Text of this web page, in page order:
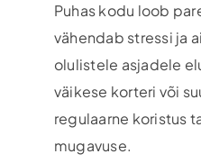
Puhas kodu loob
vähendab stressi ja
olulistele asjadele
väikese korteri või
regulaarne koristus
mugavuse.